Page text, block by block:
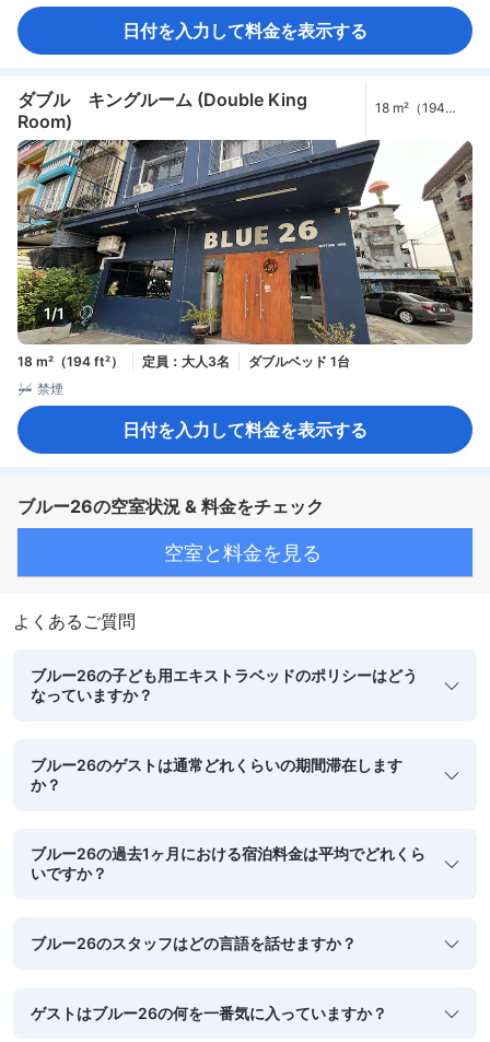
日付を入力して料金を表示する
ダブル キングルーム (Double King
Room)
18 m²（194
1/1
18 m²（194 ft²） 定員：大人3名
ダブルベッド 1台
禁煙
日付を入力して料金を表示する
ブルー26の空室状況 & 料金をチェック
空室と料金を見る
よくあるご質問
ブルー26の子ども用エキストラベッドのポリシーはどう
なっていますか？
ブルー26のゲストは通常どれくらいの期間滞在します
か？
ブルー26の過去1ヶ月における宿泊料金は平均でどれくら
いですか？
ブルー26のスタッフはどの言語を話せますか？
ゲストはブルー26の何を一番気に入っていますか？